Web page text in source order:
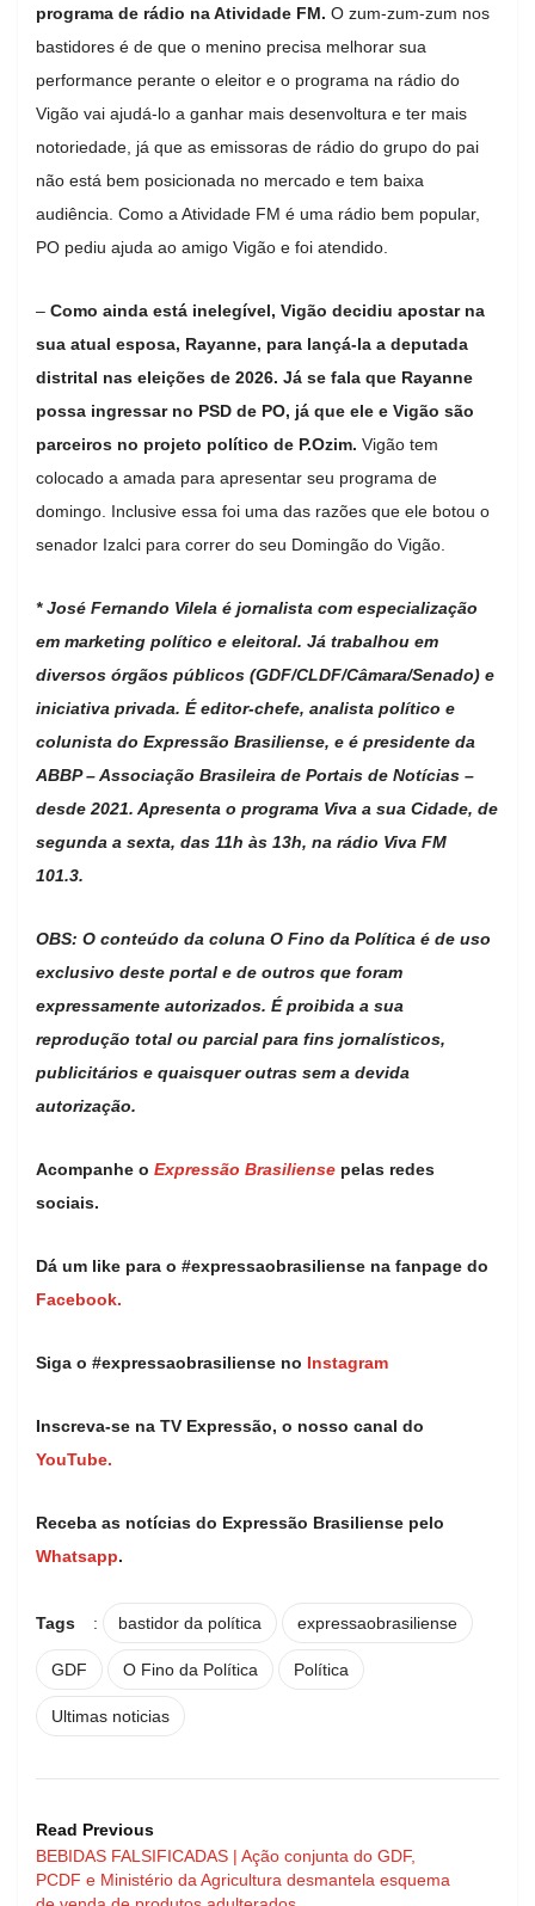
programa de rádio na Atividade FM. O zum-zum-zum nos
bastidores é de que o menino precisa melhorar sua
performance perante o eleitor e o programa na rádio do
Vigão vai ajudá-lo a ganhar mais desenvoltura e ter mais
notoriedade, já que as emissoras de rádio do grupo do pai
não está bem posicionada no mercado e tem baixa
audiência. Como a Atividade FM é uma rádio bem popular,
PO pediu ajuda ao amigo Vigão e foi atendido.
– Como ainda está inelegível, Vigão decidiu apostar na
sua atual esposa, Rayanne, para lançá-la a deputada
distrital nas eleições de 2026. Já se fala que Rayanne
possa ingressar no PSD de PO, já que ele e Vigão são
parceiros no projeto político de P.Ozim. Vigão tem
colocado a amada para apresentar seu programa de
domingo. Inclusive essa foi uma das razões que ele botou o
senador Izalci para correr do seu Domingão do Vigão.
* José Fernando Vilela é jornalista com especialização
em marketing político e eleitoral. Já trabalhou em
diversos órgãos públicos (GDF/CLDF/Câmara/Senado) e
iniciativa privada. É editor-chefe, analista político e
colunista do Expressão Brasiliense, e é presidente da
ABBP – Associação Brasileira de Portais de Notícias –
desde 2021. Apresenta o programa Viva a sua Cidade, de
segunda a sexta, das 11h às 13h, na rádio Viva FM
101.3.
OBS: O conteúdo da coluna O Fino da Política é de uso
exclusivo deste portal e de outros que foram
expressamente autorizados. É proibida a sua
reprodução total ou parcial para fins jornalísticos,
publicitários e quaisquer outras sem a devida
autorização.
Acompanhe o Expressão Brasiliense pelas redes
sociais.
Dá um like para o #expressaobrasiliense na fanpage do
Facebook.
Siga o #expressaobrasiliense no Instagram
Inscreva-se na TV Expressão, o nosso canal do
YouTube.
Receba as notícias do Expressão Brasiliense pelo
Whatsapp.
Tags : bastidor da política expressaobrasiliense
GDF O Fino da Política Política
Ultimas noticias
Read Previous
BEBIDAS FALSIFICADAS | Ação conjunta do GDF,
PCDF e Ministério da Agricultura desmantela esquema